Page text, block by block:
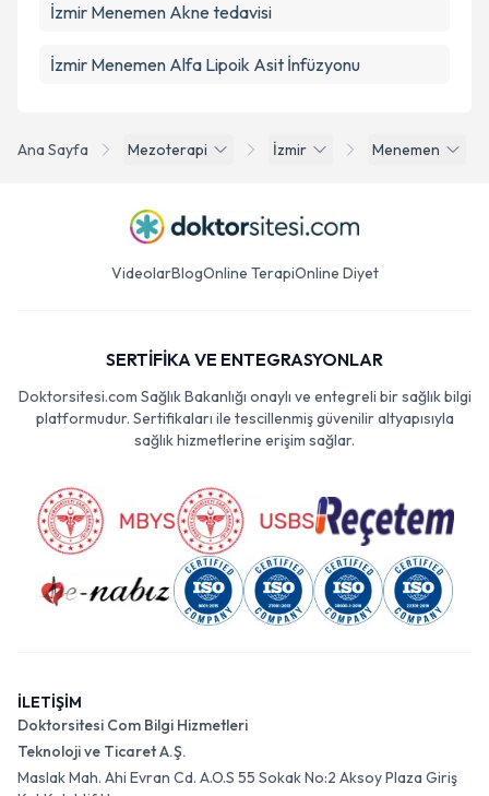
Ana Sayfa Mezoterapi İzmir Menemen
İzmir Menemen Akne tedavisi
İzmir Menemen Alfa Lipoik Asit İnfüzyonu
VideolarBlogOnline TerapiOnline Diyet
SERTİFİKA VE ENTEGRASYONLAR
Doktorsitesi.com Sağlık Bakanlığı onaylı ve entegreli bir sağlık bilgi
platformudur. Sertifikaları ile tescillenmiş güvenilir altyapısıyla
sağlık hizmetlerine erişim sağlar.
İLETİŞİM
Doktorsitesi Com Bilgi Hizmetleri
Teknoloji ve Ticaret A.Ş.
Maslak Mah. Ahi Evran Cd. A.O.S 55 Sokak No:2 Aksoy Plaza Giriş